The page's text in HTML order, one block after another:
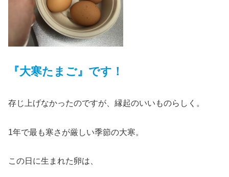
『大寒たまご』です！
存じ上げなかったのですが、縁起のいいものらしく。
1年で最も寒さが厳しい季節の大寒。
この日に生まれた卵は、